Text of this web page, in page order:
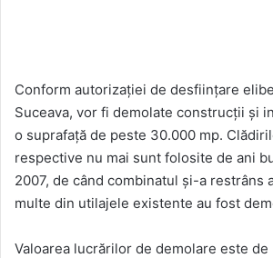
Conform autorizaţiei de desfiinţare
Suceava, vor fi demolate construcţii şi
o suprafaţă de peste 30.000 mp.
respective nu mai sunt folosite de ani
2007, de când combinatul şi-a restrâns
multe din utilajele existente au fost
Valoarea lucrărilor de demolare este de